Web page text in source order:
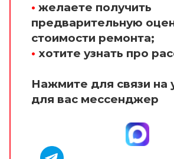
• желаете получить
предварительную
стоимости ремонта;
• хотите узнать про
Нажмите для связи на
для вас мессенджер